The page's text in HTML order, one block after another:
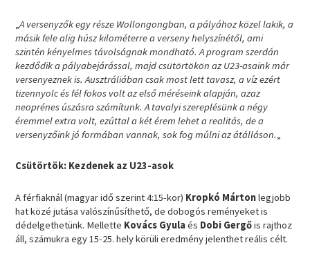
„A versenyzők egy része Wollongongban, a pályához közel lakik, a
másik fele alig húsz kilométerre a verseny helyszínétől, ami
szintén kényelmes távolságnak mondható. A program szerdán
kezdődik a pályabejárással, majd csütörtökön az U23-asaink már
versenyeznek is. Ausztráliában csak most lett tavasz, a víz ezért
tizennyolc és fél fokos volt az első méréseink alapján, azaz
neoprénes úszásra számítunk. A tavalyi szereplésünk a négy
éremmel extra volt, ezúttal a két érem lehet a realitás, de a
versenyzőink jó formában vannak, sok fog múlni az átálláson.
Csütörtök: Kezdenek az U23-asok
A férfiaknál (magyar idő szerint 4:15-kor) Kropkó Mártonlegjobb
hat közé jutása valószínűsíthető, de dobogós reményeket is
dédelgethetünk. Mellette Kovács Gyulaés Dobi Gergőis rajthoz
áll, számukra egy 15-25. hely körüli eredmény jelenthet reális célt.